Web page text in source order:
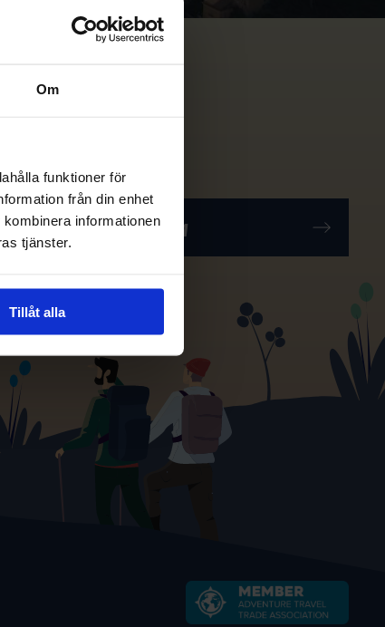
Om
funktioner för
från din enhet
informationen
tjänster.
Tillåt alla